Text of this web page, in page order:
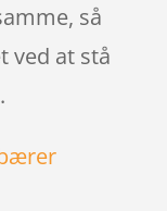
så
ved at stå